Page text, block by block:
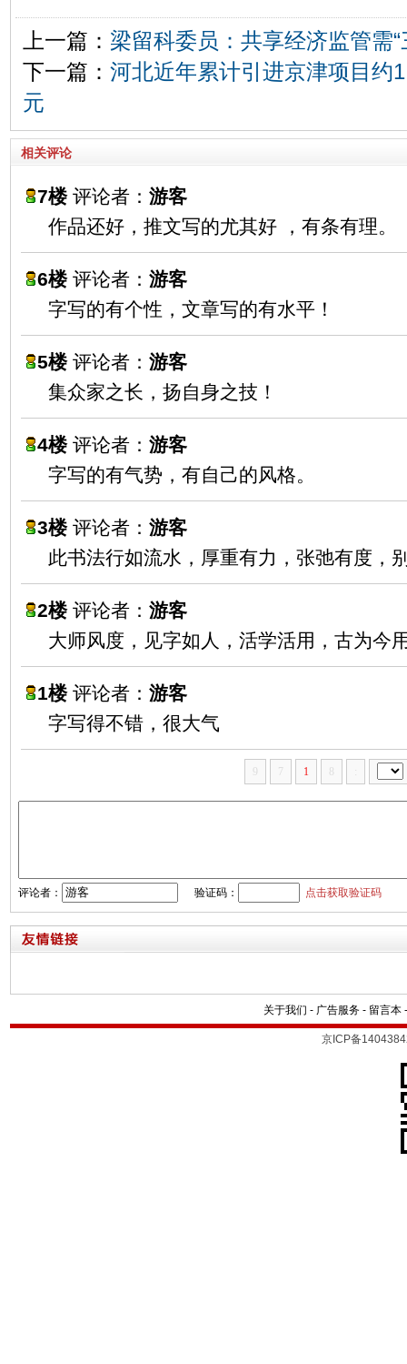
上一篇： 梁留科委员：共享经济监管需“
下一篇： 河北近年累计引进京津项目约
元
相关评论
7楼评论者： 游客
作品还好，推文写的尤其好 ，有条有理。
6楼评论者： 游客
字写的有个性，文章写的有水平！
5楼评论者： 游客
集众家之长，扬自身之技！
4楼评论者： 游客
字写的有气势，有自己的风格。
3楼评论者： 游客
此书法行如流水，厚重有力，张弛有度，
2楼评论者： 游客
大师风度，见字如人，活学活用，古为今
1楼评论者： 游客
字写得不错，很大气
7 1 :
评论者： 验证码： 点击获取验证码
关于我们 - 广告服务 - 留言本
京ICP备